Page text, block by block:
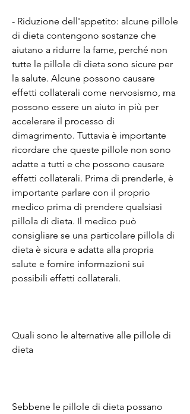
- Riduzione dell'appetito: alcune pillole
di dieta contengono sostanze che
aiutano a ridurre la fame, perché non
tutte le pillole di dieta sono sicure per
la salute. Alcune possono causare
effetti collaterali come nervosismo, ma
possono essere un aiuto in più per
accelerare il processo di
dimagrimento. Tuttavia è importante
ricordare che queste pillole non sono
adatte a tutti e che possono causare
effetti collaterali. Prima di prenderle, è
importante parlare con il proprio
medico prima di prendere qualsiasi
pillola di dieta. Il medico può
consigliare se una particolare pillola di
dieta è sicura e adatta alla propria
salute e fornire informazioni sui
possibili effetti collaterali.
Quali sono le alternative alle pillole di
dieta
Sebbene le pillole di dieta possano